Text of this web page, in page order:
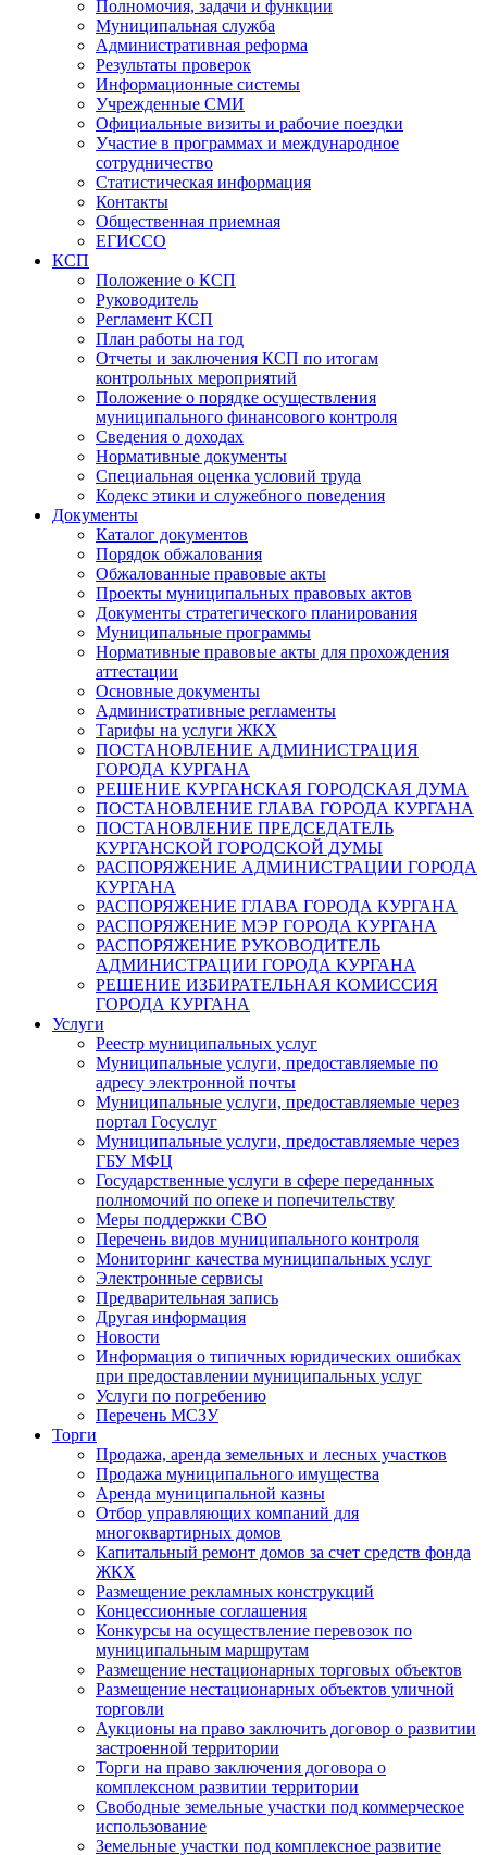
Полномочия, задачи и функции
Муниципальная служба
Административная реформа
Результаты проверок
Информационные системы
Учрежденные СМИ
Официальные визиты и рабочие поездки
Участие в программах и международное
сотрудничество
Статистическая информация
Контакты
Общественная приемная
ЕГИССО
КСП
Положение о КСП
Руководитель
Регламент КСП
План работы на год
Отчеты и заключения КСП по итогам
контрольных мероприятий
Положение о порядке осуществления
муниципального финансового контроля
Сведения о доходах
Нормативные документы
Специальная оценка условий труда
Кодекс этики и служебного поведения
Документы
Каталог документов
Порядок обжалования
Обжалованные правовые акты
Проекты муниципальных правовых актов
Документы стратегического планирования
Муниципальные программы
Нормативные правовые акты для прохождения
аттестации
Основные документы
Административные регламенты
Тарифы на услуги ЖКХ
ПОСТАНОВЛЕНИЕ АДМИНИСТРАЦИЯ
ГОРОДА КУРГАНА
РЕШЕНИЕ КУРГАНСКАЯ ГОРОДСКАЯ ДУМА
ПОСТАНОВЛЕНИЕ ГЛАВА ГОРОДА КУРГАНА
ПОСТАНОВЛЕНИЕ ПРЕДСЕДАТЕЛЬ
КУРГАНСКОЙ ГОРОДСКОЙ ДУМЫ
РАСПОРЯЖЕНИЕ АДМИНИСТРАЦИИ ГОРОДА
КУРГАНА
РАСПОРЯЖЕНИЕ ГЛАВА ГОРОДА КУРГАНА
РАСПОРЯЖЕНИЕ МЭР ГОРОДА КУРГАНА
РАСПОРЯЖЕНИЕ РУКОВОДИТЕЛЬ
АДМИНИСТРАЦИИ ГОРОДА КУРГАНА
РЕШЕНИЕ ИЗБИРАТЕЛЬНАЯ КОМИССИЯ
ГОРОДА КУРГАНА
Услуги
Реестр муниципальных услуг
Муниципальные услуги, предоставляемые по
адресу электронной почты
Муниципальные услуги, предоставляемые через
портал Госуслуг
Муниципальные услуги, предоставляемые через
ГБУ МФЦ
Государственные услуги в сфере переданных
полномочий по опеке и попечительству
Меры поддержки СВО
Перечень видов муниципального контроля
Мониторинг качества муниципальных услуг
Электронные сервисы
Предварительная запись
Другая информация
Новости
Информация о типичных юридических ошибках
при предоставлении муниципальных услуг
Услуги по погребению
Перечень МСЗУ
Торги
Продажа, аренда земельных и лесных участков
Продажа муниципального имущества
Аренда муниципальной казны
Отбор управляющих компаний для
многоквартирных домов
Капитальный ремонт домов за счет средств фонда
ЖКХ
Размещение рекламных конструкций
Концессионные соглашения
Конкурсы на осуществление перевозок по
муниципальным маршрутам
Размещение нестационарных торговых объектов
Размещение нестационарных объектов уличной
торговли
Аукционы на право заключить договор о развитии
застроенной территории
Торги на право заключения договора о
комплексном развитии территории
Свободные земельные участки под коммерческое
использование
Земельные участки под комплексное развитие